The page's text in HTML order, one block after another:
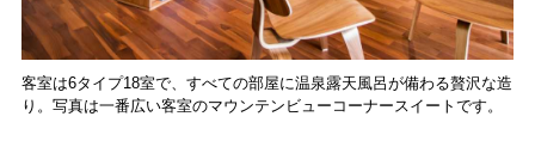
客室は6タイプ18室で、すべての部屋に温泉露天風呂が備わる贅沢な造
り。写真は一番広い客室のマウンテンビューコーナースイートです。